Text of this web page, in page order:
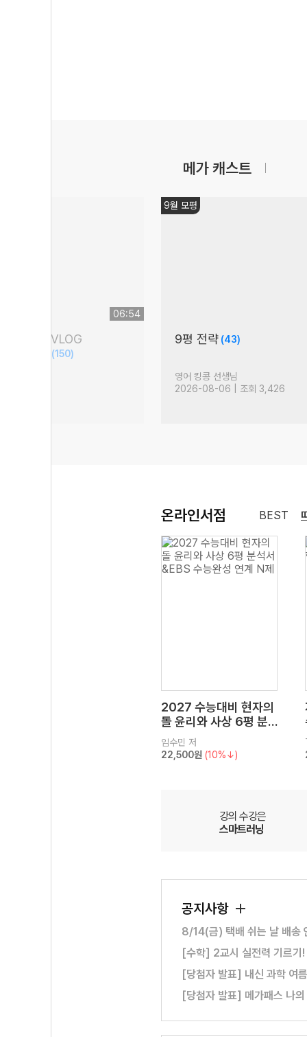
메가 캐스트
06:54
회 현장 VLOG
(150)
9월 모평
9평 전략 (43)
영어 킹콩 선생님
2026-08-06 | 조회 3,426
온라인서점 BEST
2027 수능대비 현자의
돌 윤리와 사상 6평 분
석서&EBS 수능완성 연
계 N제
임수민 저
22,500원 (10%↓)
강의 수강은
스마트러닝
공지사항
8/14(금) 택배 쉬는 날 배송
[수학] 2교시 실전력 기르기
[당첨자 발표] 내신 과학 여
[당첨자 발표] 메가패스 나